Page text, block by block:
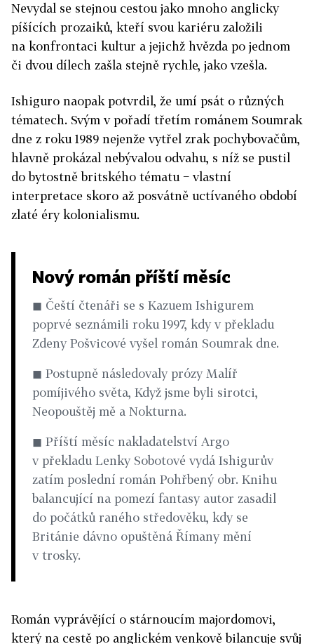
Nevydal se stejnou cestou jako mnoho anglicky
píšících prozaiků, kteří svou kariéru založili
na konfrontaci kultur a jejichž hvězda po jednom
či dvou dílech zašla stejně rychle, jako vzešla.
Ishiguro naopak potvrdil, že umí psát o různých
tématech. Svým v pořadí třetím románem Soumrak
dne z roku 1989 nejenže vytřel zrak pochybovačům,
hlavně prokázal nebývalou odvahu, s níž se pustil
do bytostně britského tématu − vlastní
interpretace skoro až posvátně uctívaného období
zlaté éry kolonialismu.
Nový román příští měsíc
◼ Čeští čtenáři se s Kazuem Ishigurem
poprvé seznámili roku 1997, kdy v překladu
Zdeny Pošvicové vyšel román Soumrak dne.
◼ Postupně následovaly prózy Malíř
pomíjivého světa, Když jsme byli sirotci,
Neopouštěj mě a Nokturna.
◼ Příští měsíc nakladatelství Argo
v překladu Lenky Sobotové vydá Ishigurův
zatím poslední román Pohřbený obr. Knihu
balancující na pomezí fantasy autor zasadil
do počátků raného středověku, kdy se
Británie dávno opuštěná Římany mění
v trosky.
Román vyprávějící o stárnoucím majordomovi,
který na cestě po anglickém venkově bilancuje svůj